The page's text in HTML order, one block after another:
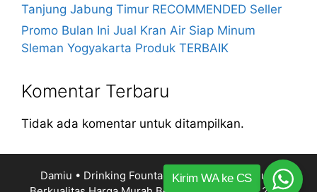
Tanjung Jabung Timur RECOMMENDED Seller
Promo Bulan Ini Jual Kran Air Siap Minum
Sleman Yogyakarta Produk TERBAIK
Komentar Terbaru
Tidak ada komentar untuk ditampilkan.
Damiu • Drinking Fountain Kran Air Siap Minum
Kirim WA ke CS